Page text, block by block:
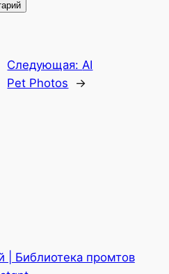
Следующая: AI
Pet Photos
→
| Библиотека промтов